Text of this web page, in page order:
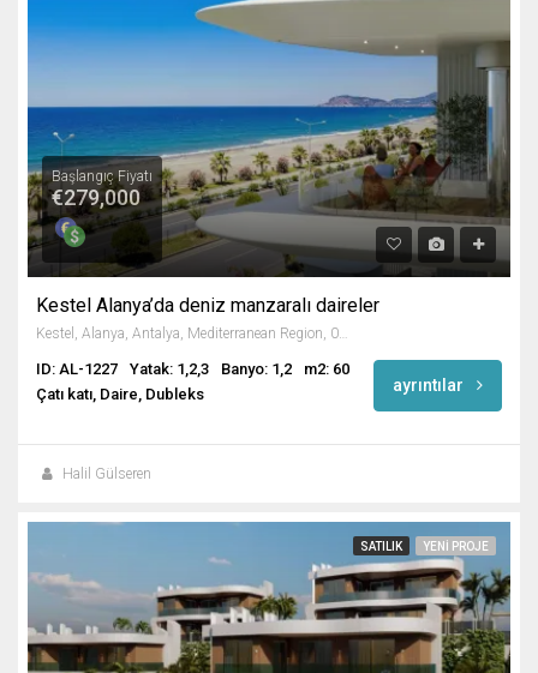
Başlangıç Fiyatı
€279,000
Kestel Alanya’da deniz manzaralı daireler
Kestel, Alanya, Antalya, Mediterranean Region, 07425, Turkey
ID: AL-1227 Yatak: 1,2,3 Banyo: 1,2
m2: 60
Çatı katı, Daire, Dubleks
ayrıntılar
Halil Gülseren
SATILIK YENI PROJE